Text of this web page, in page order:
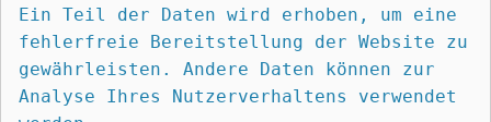
Ein Teil der Daten wird erhoben, um eine
fehlerfreie Bereitstellung der Website zu
gewährleisten. Andere Daten können zur
Analyse Ihres Nutzerverhaltens verwendet